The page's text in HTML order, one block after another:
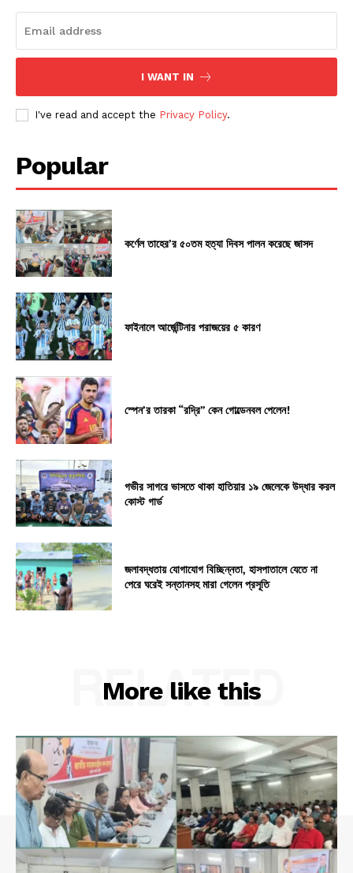
I WANT IN
I've read and accept the Privacy Policy.
Popular
কর্ণেল তাহের’র ৫০তম হত্যা দিবস পালন করেছে জাসদ
ফাইনালে আর্জেন্টিনার পরাজয়ের ৫ কারণ
স্পেন’র তারকা “রদ্রি” কেন গোল্ডেনবল পেলেন!
গভীর সাগরে ভাসতে থাকা হাতিয়ার ১৯ জেলেকে উদ্ধার করল
কোস্ট গার্ড
জলাবদ্ধতায় যোগাযোগ বিচ্ছিন্নতা, হাসপাতালে যেতে না
পেরে ঘরেই সন্তানসহ মারা গেলেন প্রসূতি
More like this
RELATED